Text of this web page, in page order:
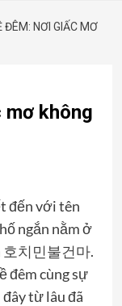
ĐÊM: NƠI GIẤC MƠ
mơ không
đến với tên
ngắn nằm ở
호치민불건마.
đêm cùng sự
từ lâu đã